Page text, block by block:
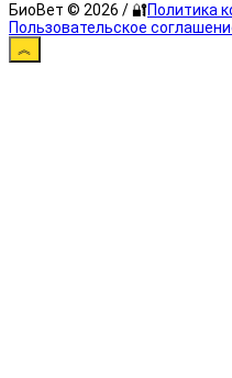
БиоВет © 2026 / 🔐Политика
Пользовательское